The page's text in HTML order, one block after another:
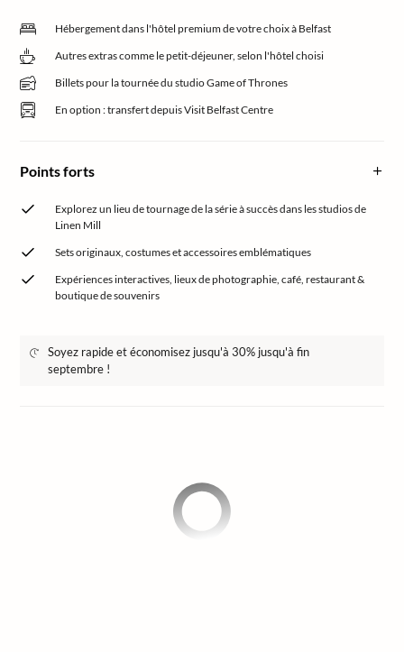
Hébergement dans l'hôtel premium de votre choix à Belfast
Autres extras comme le petit-déjeuner, selon l'hôtel choisi
Billets pour la tournée du studio Game of Thrones
En option : transfert depuis Visit Belfast Centre
Points forts
Explorez un lieu de tournage de la série à succès dans les studios de
Linen Mill
Sets originaux, costumes et accessoires emblématiques
Expériences interactives, lieux de photographie, café, restaurant &
boutique de souvenirs
Soyez rapide et économisez jusqu'à 30% jusqu'à fin
septembre !